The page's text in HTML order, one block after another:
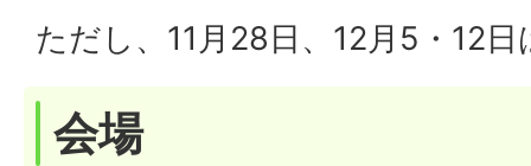
ただし、11月28日、12月5・12
会場